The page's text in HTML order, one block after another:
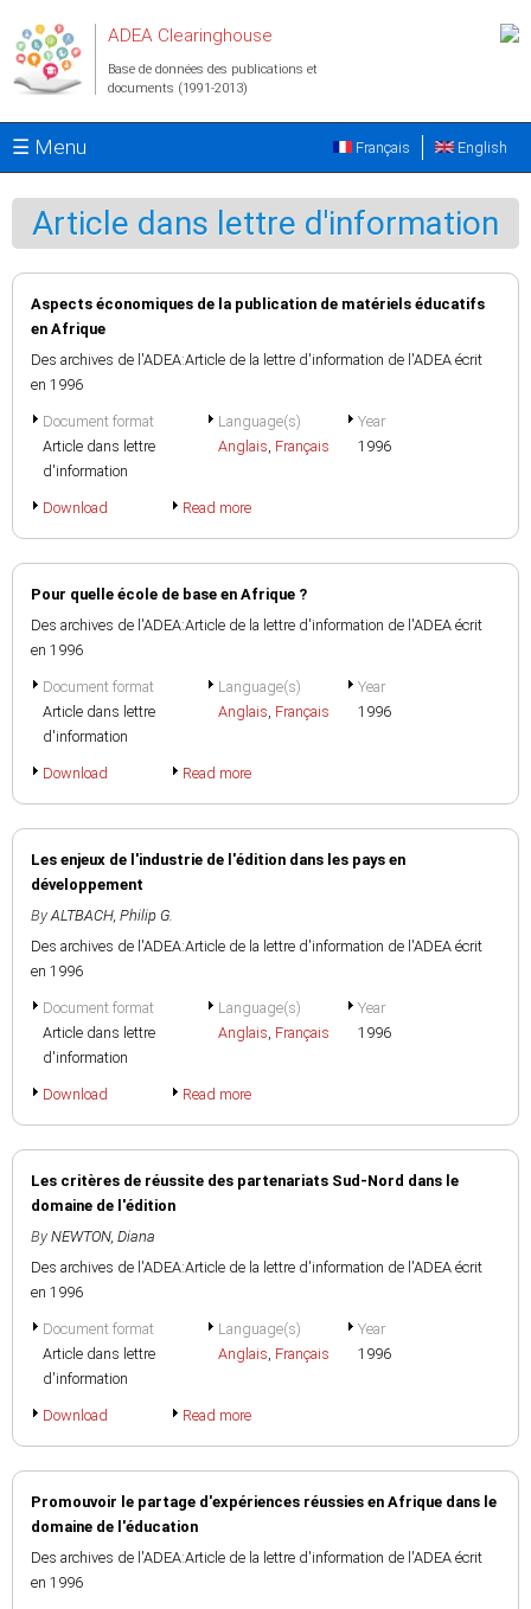
ADEA Clearinghouse
Base de données des publications et
documents (1991-2013)
☰ Menu English
Français
Article dans lettre d'information
Aspects économiques de la publication de matériels éducatifs
en Afrique
Des archives de l'ADEA:Article de la lettre d'information de l'ADEA écrit
en 1996
Document format
Article dans lettre
d'information
Language(s)
Anglais, Français
Year
1996
Download Read more
Pour quelle école de base en Afrique ?
Des archives de l'ADEA:Article de la lettre d'information de l'ADEA écrit
en 1996
Document format
Article dans lettre
d'information
Language(s)
Anglais, Français
Year
1996
Download Read more
Les enjeux de l'industrie de l'édition dans les pays en
développement
By ALTBACH, Philip G.
Des archives de l'ADEA:Article de la lettre d'information de l'ADEA écrit
en 1996
Document format
Article dans lettre
d'information
Language(s)
Anglais, Français
Year
1996
Download Read more
Les critères de réussite des partenariats Sud-Nord dans le
domaine de l'édition
By NEWTON, Diana
Des archives de l'ADEA:Article de la lettre d'information de l'ADEA écrit
en 1996
Document format
Article dans lettre
d'information
Language(s)
Anglais, Français
Year
1996
Download Read more
Promouvoir le partage d'expériences réussies en Afrique dans le
domaine de l'éducation
Des archives de l'ADEA:Article de la lettre d'information de l'ADEA écrit
en 1996